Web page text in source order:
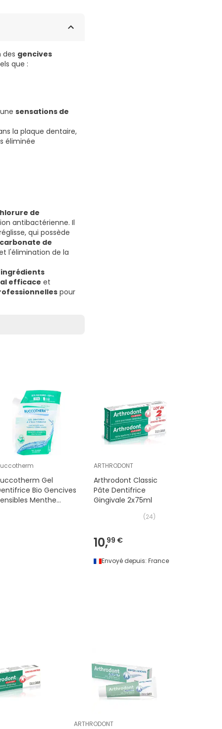
des gencives
que :
sensations de
la plaque dentaire,
éliminée
de
antibactérienne. Il
qui possède
carbonate de
l'élimination de la
efficace et
pour
Gel
Bio Gencives
Menthe
ARTHRODONT
Arthrodont Classic
Pâte Dentifrice
Gingivale 2x75ml
(24)
10,99 €
Envoyé depuis: France
ARTHRODONT